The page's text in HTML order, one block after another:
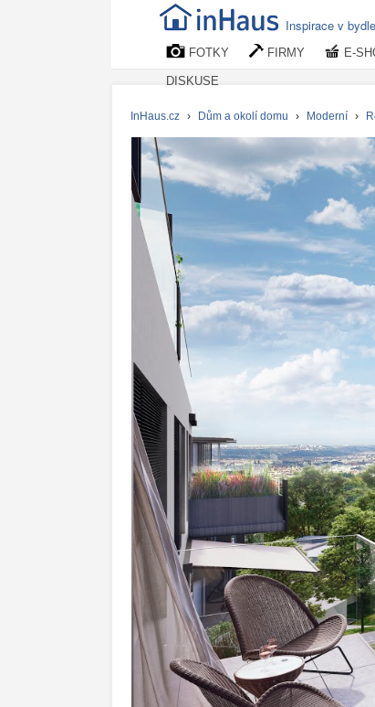
Inspirace v
FOTKY FIRMY E-
DISKUSE
InHaus.cz › Dům a okolí domu › Moderní ›